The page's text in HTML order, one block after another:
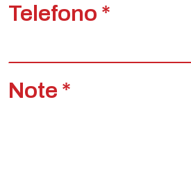
Telefono *
Note *